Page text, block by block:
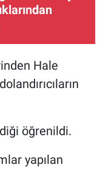
Hale
öğrenildi.
yapılan